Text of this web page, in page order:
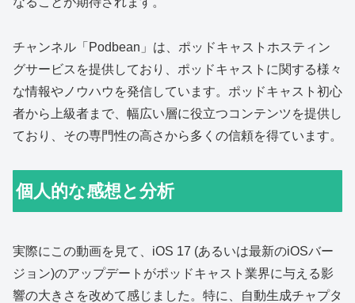
チャンネル「Podbean」は、ポッドキャストホスティン
グサービスを提供しており、ポッドキャストに関する様々
な情報やノウハウを発信しています。ポッドキャスト初心
者から上級者まで、幅広い層に役立つコンテンツを提供し
ており、その専門性の高さから多くの信頼を得ています。
個人的な感想と分析
実際にこの動画を見て、iOS 17 (あるいは最新のiOSバー
ジョン)のアップデートがポッドキャスト業界に与える影
響の大きさを改めて感じました。特に、自動生成チャプタ